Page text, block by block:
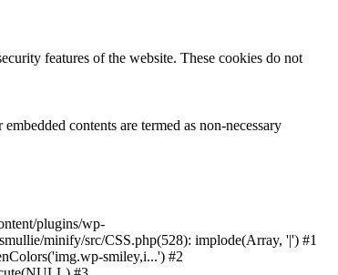
features of the website. These cookies do not
contents are termed as non-necessary
plugins/wp-
minify/src/CSS.php(528): implode(Array, '|') #1
smiley,i...') #2